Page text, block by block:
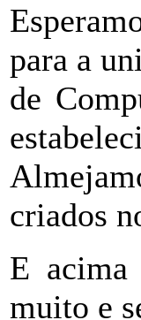
para a
de
criados
E acima
muito e